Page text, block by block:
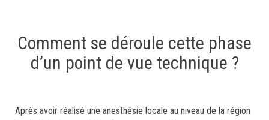
Comment se déroule cette phase
d’un point de vue technique ?
Après avoir réalisé une anesthésie locale au niveau de la région